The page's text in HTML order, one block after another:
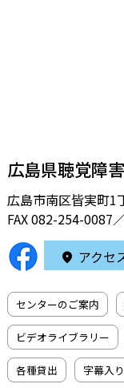
広島県聴覚障
広島市南区皆実町1
FAX 082-254-0087
アクセ
センターのご案内
ビデオライブラリー
各種貸出 字幕入